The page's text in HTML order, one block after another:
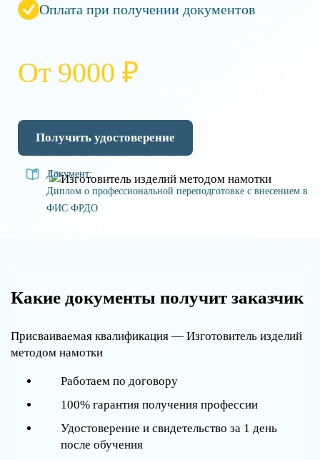
Оплата при получении документов
От 9000 ₽
Получить удостоверение
Документ:
Диплом о профессиональной переподготовке с внесением в
ФИС ФРДО
Какие документы получит заказчик
Присваиваемая квалификация — Изготовитель изделий
методом намотки
Работаем по договору
100% гарантия получения профессии
Удостоверение и свидетельство за 1 день
после обучения